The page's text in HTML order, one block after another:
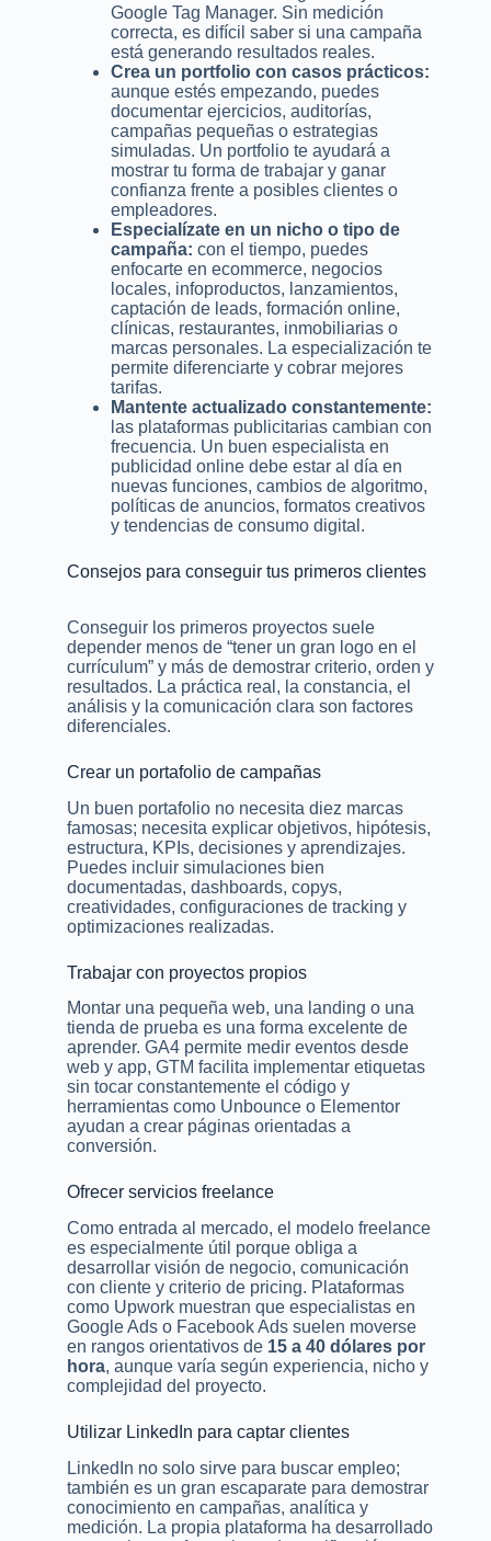
Google Tag Manager. Sin medición
correcta, es difícil saber si una campaña
está generando resultados reales.
Crea un portfolio con casos prácticos:
aunque estés empezando, puedes
documentar ejercicios, auditorías,
campañas pequeñas o estrategias
simuladas. Un portfolio te ayudará a
mostrar tu forma de trabajar y ganar
confianza frente a posibles clientes o
empleadores.
Especialízate en un nicho o tipo de
campaña: con el tiempo, puedes
enfocarte en ecommerce, negocios
locales, infoproductos, lanzamientos,
captación de leads, formación online,
clínicas, restaurantes, inmobiliarias o
marcas personales. La especialización te
permite diferenciarte y cobrar mejores
tarifas.
Mantente actualizado constantemente:
las plataformas publicitarias cambian con
frecuencia. Un buen especialista en
publicidad online debe estar al día en
nuevas funciones, cambios de algoritmo,
políticas de anuncios, formatos creativos
y tendencias de consumo digital.
Consejos para conseguir tus primeros clientes
Conseguir los primeros proyectos suele
depender menos de “tener un gran logo en el
currículum” y más de demostrar criterio, orden y
resultados. La práctica real, la constancia, el
análisis y la comunicación clara son factores
diferenciales.
Crear un portafolio de campañas
Un buen portafolio no necesita diez marcas
famosas; necesita explicar objetivos, hipótesis,
estructura, KPIs, decisiones y aprendizajes.
Puedes incluir simulaciones bien
documentadas, dashboards, copys,
creatividades, configuraciones de tracking y
optimizaciones realizadas.
Trabajar con proyectos propios
Montar una pequeña web, una landing o una
tienda de prueba es una forma excelente de
aprender. GA4 permite medir eventos desde
web y app, GTM facilita implementar etiquetas
sin tocar constantemente el código y
herramientas como Unbounce o Elementor
ayudan a crear páginas orientadas a
conversión.
Ofrecer servicios freelance
Como entrada al mercado, el modelo freelance
es especialmente útil porque obliga a
desarrollar visión de negocio, comunicación
con cliente y criterio de pricing. Plataformas
como Upwork muestran que especialistas en
Google Ads o Facebook Ads suelen moverse
en rangos orientativos de 15 a 40 dólares por
hora, aunque varía según experiencia, nicho y
complejidad del proyecto.
Utilizar LinkedIn para captar clientes
LinkedIn no solo sirve para buscar empleo;
también es un gran escaparate para demostrar
conocimiento en campañas, analítica y
medición. La propia plataforma ha desarrollado